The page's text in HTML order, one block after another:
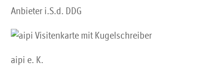
E-Rechnungseingang
Anbieter i.S.d. DDG
aipi e. K.